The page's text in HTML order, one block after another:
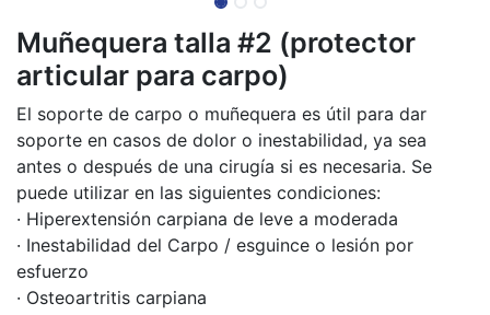
Muñequera talla #2 (protector
articular para carpo)
El soporte de carpo o muñequera es útil para dar
soporte en casos de dolor o inestabilidad, ya sea
antes o después de una cirugía si es necesaria. Se
puede utilizar en las siguientes condiciones:
· Hiperextensión carpiana de leve a moderada
· Inestabilidad del Carpo / esguince o lesión por
esfuerzo
· Osteoartritis carpiana